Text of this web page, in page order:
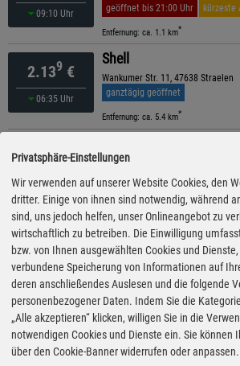
09:10 Uhr
geöffnet bis 21:00 Uhr
kürzeste
Entfernung: ca. 1.1 km*
2.139 €
06:35 Uhr
Shell
Wankumer Str. 11, 47638 Straelen
ganztägig geöffnet
Entfernung: ca. 5.4 km*
2.139€
08:10 Uhr
Louisenburger Str. 17, 47638
geöffnet bis 22:00 Uhr
Entfernung: ca. 5.7 km*
2.139€
gestern 22:00 Uhr
AVIA
An Der Bleiche 53, 47638 Straelen
ganztägig geöffnet
Entfernung: ca. 6 km *
2.159€
08:25 Uhr
Schaffers
Dorfstr. 2, 47638 Straelen
ganztägig geöffnet
Privatsphäre-Einstellungen
Wir verwenden auf unserer Website Cookies, den
dritter. Einige von ihnen sind notwendig, während
sind, uns jedoch helfen, unser Onlineangebot zu
wirtschaftlich zu betreiben. Die Einwilligung
bzw. von Ihnen ausgewählten Cookies und
verbundene Speicherung von Informationen auf
deren anschließendes Auslesen und die folgende
personenbezogener Daten. Indem Sie die
„Alle akzeptieren“ klicken, willigen Sie in die
notwendigen Cookies und Dienste ein. Sie können
über den Cookie-Banner widerrufen oder anpassen.